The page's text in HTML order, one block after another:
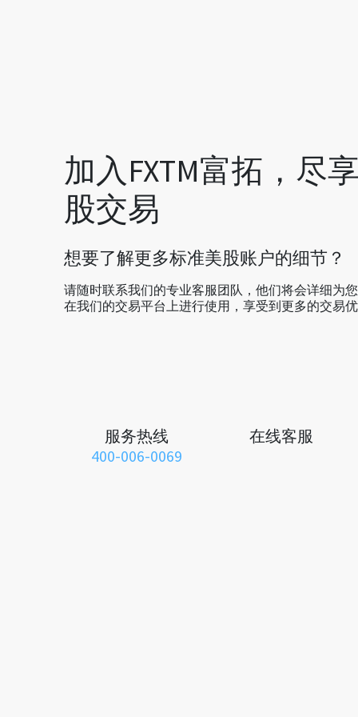
加入FXTM富拓，尽
股交易
想要了解更多标准美股账户的细节？
请随时联系我们的专业客服团队，他们将会详细为
在我们的交易平台上进行使用，享受到更多的交易优
服务热线
400-006-0069
在线客服